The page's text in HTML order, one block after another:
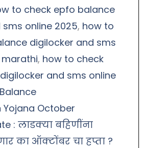
to check epfo balance
online 2025, how to
digilocker and sms
marathi, how to check
and sms online
Yojana October
: लाडक्या बहिणींना
का ऑक्टोंबर चा हप्ता ?